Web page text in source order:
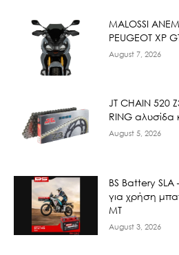
ΜΑLOSSI
PEUGEOT XP
August 7, 2026
JT CHAIN 520
RING αλυσίδα
August 5, 2026
BS Battery
για χρήση
MT
August 3, 2026